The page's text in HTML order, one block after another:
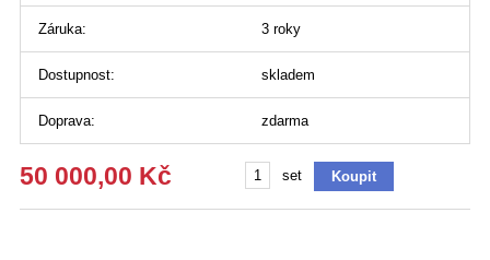
Záruka: 3 roky
Dostupnost: skladem
Doprava: zdarma
50 000,00 Kč set